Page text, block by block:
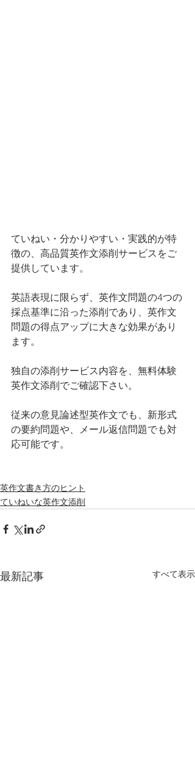
ていねい・分かりやすい・実践的が特
徴の、高品質英作文添削サービスをご
提供しています。
英語表現に限らず、英作文問題の4つの
採点基準に沿った添削であり、英作文
問題の得点アップに大きな効果があり
ます。
独自の添削サービス内容を、無料体験
英作文添削でご確認下さい。
従来の意見論述型英作文でも、新形式
の要約問題や、メール返信問題でも対
応可能です。
英作文書き方のヒント
ていねいな英作文添削
最新記事 すべて表示